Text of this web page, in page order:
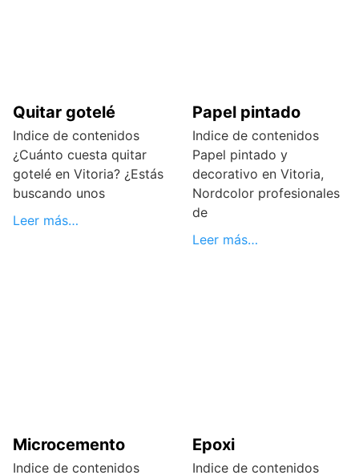
Quitar gotelé
Indice de contenidos
¿Cuánto cuesta quitar
gotelé en Vitoria? ¿Estás
buscando unos
Leer más…
Papel pintado
Indice de contenidos
Papel pintado y
decorativo en Vitoria,
Nordcolor profesionales
de
Leer más…
Microcemento
Indice de contenidos
Epoxi
Indice de contenidos